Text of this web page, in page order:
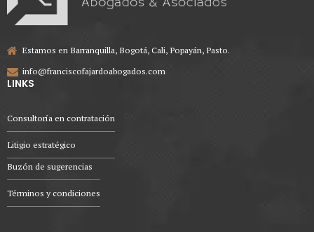
Estamos en Barranquilla, Bogotá, Cali, Popayán, Pasto.
info@franciscofajardoabogados.com
LINKS
Consultoría en contratación
Litigio estratégico
Buzón de sugerencias
Términos y condiciones